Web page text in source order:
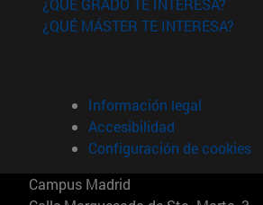
ventana)
nueva ventana)
nueva ventana)
¿QUÉ GRADO TE INTERESA?
¿QUÉ MÁSTER TE INTERESA?
Información legal
Accesibilidad
Configuración de cookies
Campus Madrid